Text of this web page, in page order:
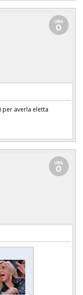
per averla eletta